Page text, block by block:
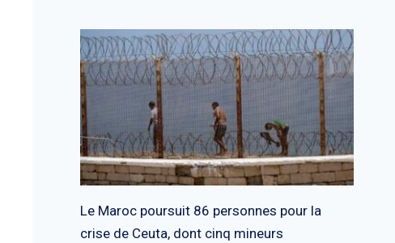
Le Maroc poursuit 86 personnes pour la
crise de Ceuta, dont cinq mineurs